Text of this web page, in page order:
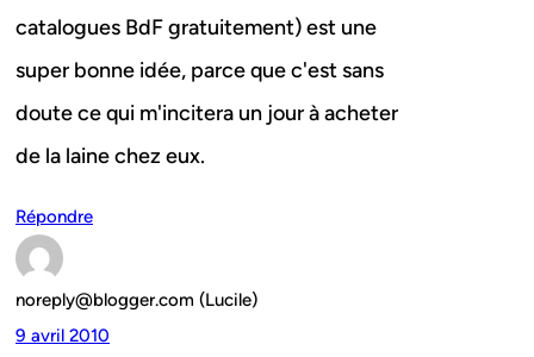
catalogues BdF gratuitement) est une
super bonne idée, parce que c'est sans
doute ce qui m'incitera un jour à acheter
de la laine chez eux.
Répondre
noreply@blogger.com (Lucile)
9 avril 2010